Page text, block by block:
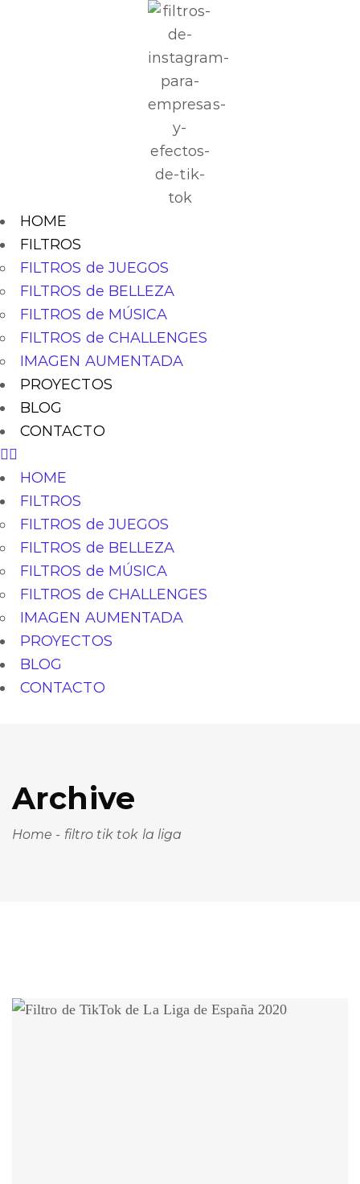
HOME
FILTROS
FILTROS de JUEGOS
FILTROS de BELLEZA
FILTROS de MÚSICA
FILTROS de CHALLENGES
IMAGEN AUMENTADA
PROYECTOS
BLOG
CONTACTO
HOME
FILTROS
FILTROS de JUEGOS
FILTROS de BELLEZA
FILTROS de MÚSICA
FILTROS de CHALLENGES
IMAGEN AUMENTADA
PROYECTOS
BLOG
CONTACTO
Archive
Home - filtro tik tok la liga